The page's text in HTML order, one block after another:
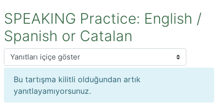
SPEAKING Practice: English /
Spanish or Catalan
Görünüm modu
Bu tartışma kilitli olduğundan artık
yanıtlayamıyorsunuz.